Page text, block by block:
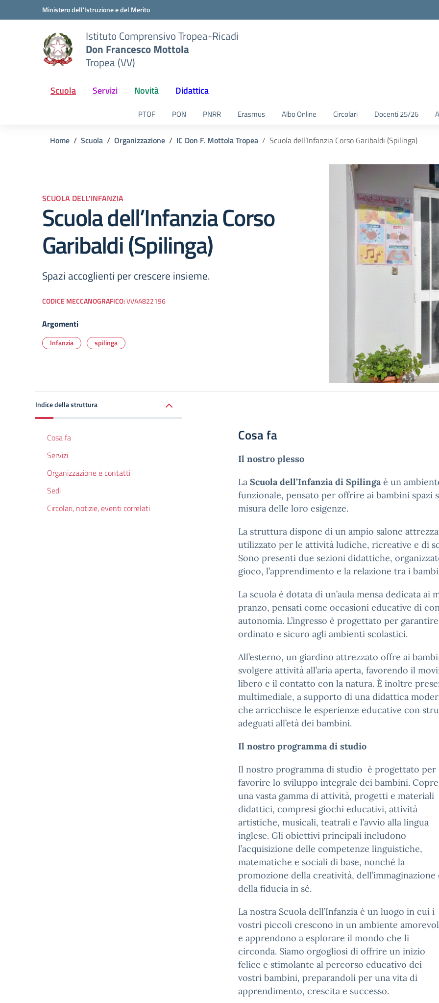
Vai ai contenuti
Vai al menu di navigazioneMinistero dell'Istruzione e del Merito
Istituto Comprensivo Tropea-Ricadi
Don Francesco Mottola
Tropea (VV)
Scuola Servizi Novità Didattica
PTOF PON PNRR Erasmus Albo Online Circolari Docenti 25/26
Home Scuola Organizzazione IC Don F. Mottola Tropea Scuola dell’Infanzia Corso Garibaldi (Spilinga)
SCUOLA DELL'INFANZIA
Scuola dell’Infanzia Corso
Garibaldi (Spilinga)
Spazi accoglienti per crescere insieme.
CODICE MECCANOGRAFICO:VVAA822196
Argomenti
Infanzia spilinga
Indice della struttura
Cosa fa
Servizi
Organizzazione e contatti
Sedi
Circolari, notizie, eventi correlati
Cosa fa
Il nostro plesso
La Scuola dell’Infanzia di Spilingaè un
funzionale, pensato per offrire ai bambini spazi
misura delle loro esigenze.
La struttura dispone di un ampio salone
utilizzato per le attività ludiche, ricreative e di
Sono presenti due sezioni didattiche,
gioco, l’apprendimento e la relazione tra i
La scuola è dotata di un’aula mensa dedicata ai
pranzo, pensati come occasioni educative di
autonomia. L’ingresso è progettato per
ordinato e sicuro agli ambienti scolastici.
All’esterno, un giardino attrezzato offre ai
svolgere attività all’aria aperta, favorendo il
libero e il contatto con la natura. È inoltre
multimediale, a supporto di una didattica
che arricchisce le esperienze educative con
adeguati all’età dei bambini.
Il nostro programma di studio
Il nostro programma di studio è progettato per
favorire lo sviluppo integrale dei bambini. Copre
una vasta gamma di attività, progetti e materiali
didattici, compresi giochi educativi, attività
artistiche, musicali, teatrali e l’avvio alla lingua
inglese. Gli obiettivi principali includono
l’acquisizione delle competenze linguistiche,
matematiche e sociali di base, nonché la
promozione della creatività, dell’immaginazione
della fiducia in sé.
La nostra Scuola dell’Infanzia è un luogo in cui i
vostri piccoli crescono in un ambiente
e apprendono a esplorare il mondo che li
circonda. Siamo orgogliosi di offrire un inizio
felice e stimolante al percorso educativo dei
vostri bambini, preparandoli per una vita di
apprendimento, crescita e successo.